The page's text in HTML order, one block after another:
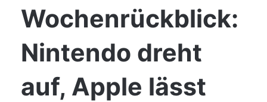
Wochenrückblick:
Nintendo dreht
auf, Apple lässt